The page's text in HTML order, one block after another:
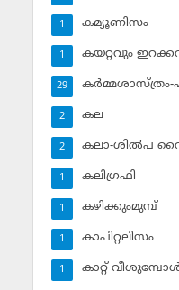
കമ്യൂണിസം
1
കയറ്റവും
1
29
കല
2
കലാ-ശില്‍പ
2
കലിഗ്രഫി
1
കഴിക്കുംമുമ്പ്
1
കാപിറ്റലിസം
1
കാറ്റ്
1